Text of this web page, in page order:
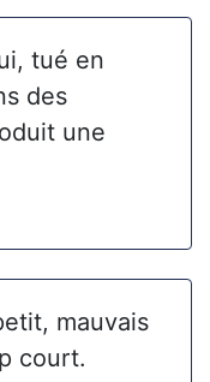
tué en
des
une
mauvais
court.